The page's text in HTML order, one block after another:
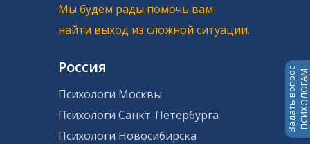
Задать вопросПСИХОЛОГАМ
Мы будем рады помочь вам
найти выход из сложной ситуации.
Россия
Психологи Москвы
Психологи Санкт-Петербурга
Психологи Новосибирска